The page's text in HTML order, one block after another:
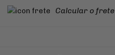
Calcular o frete